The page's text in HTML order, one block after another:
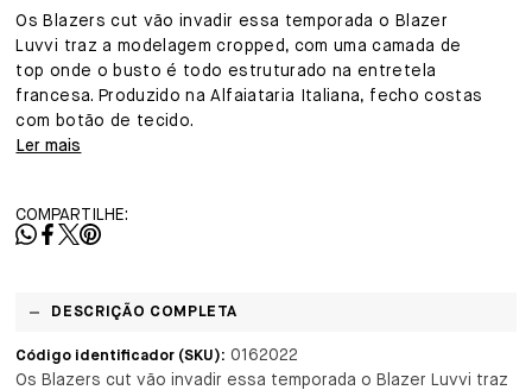
Os Blazers cut vão invadir essa temporada o Blazer
Luvvi traz a modelagem cropped, com uma camada de
top onde o busto é todo estruturado na entretela
francesa. Produzido na Alfaiataria Italiana, fecho costas
com botão de tecido.
Ler mais
COMPARTILHE:
DESCRIÇÃO COMPLETA
Código identificador (SKU): 0162022
Os Blazers cut vão invadir essa temporada o Blazer Luvvi traz